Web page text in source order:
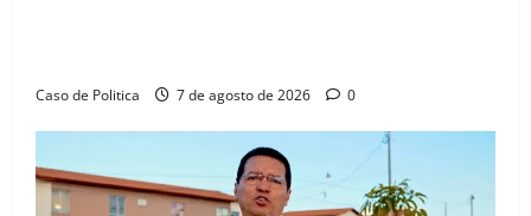
Caso de Politica 7 de agosto de 2026 0